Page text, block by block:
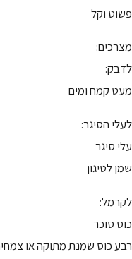
פשוט וקל
מצרכים:
לדבק:
מעט קמח ומים
לעלי הסיגר:
עלי סיגר
שמן לטיגון
לקרמל:
כוס סוכר
רבע כוס שמנת מתוקה או